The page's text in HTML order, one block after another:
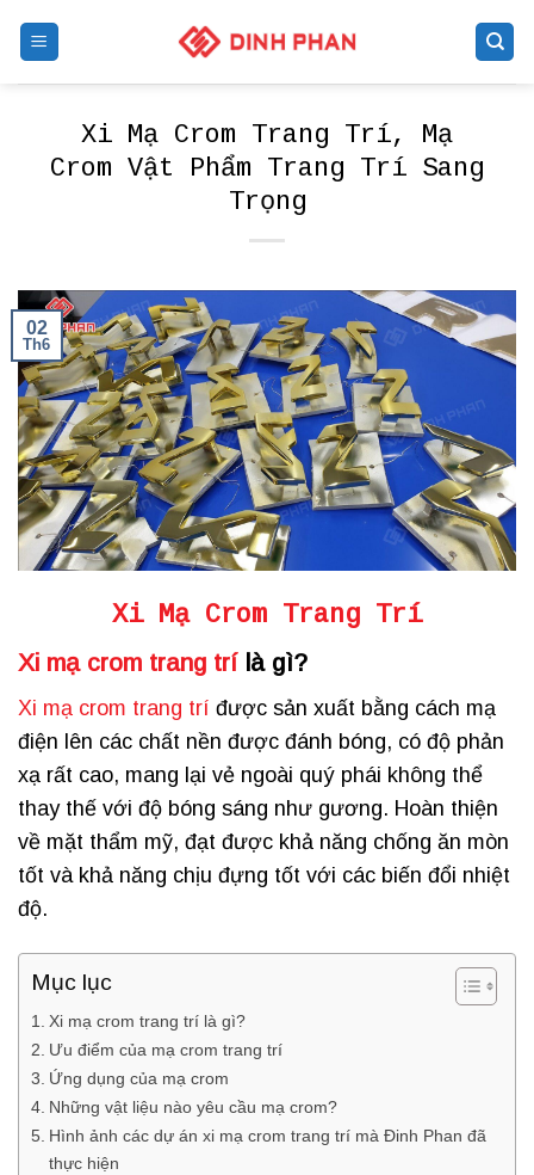
Xi Mạ Crom Trang Trí, Mạ
Crom Vật Phẩm Trang Trí Sang
Trọng
02
Th6
Xi Mạ Crom Trang Trí
Xi mạ crom trang trí là gì?
Xi mạ crom trang trí được sản xuất bằng cách mạ
điện lên các chất nền được đánh bóng, có độ phản
xạ rất cao, mang lại vẻ ngoài quý phái không thể
thay thế với độ bóng sáng như gương. Hoàn thiện
về mặt thẩm mỹ, đạt được khả năng chống ăn mòn
tốt và khả năng chịu đựng tốt với các biến đổi nhiệt
độ.
Mục lục
Xi mạ crom trang trí là gì?
Ưu điểm của mạ crom trang trí
Ứng dụng của mạ crom
Những vật liệu nào yêu cầu mạ crom?
Hình ảnh các dự án xi mạ crom trang trí mà Đinh Phan đã
thực hiện